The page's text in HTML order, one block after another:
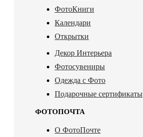
ФотоКниги
Календари
Открытки
Декор Интерьера
Фотосувениры
Одежда с Фото
Подарочные сертификаты
ФОТОПОЧТА
О ФотоПочте